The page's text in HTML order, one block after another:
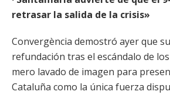
retrasar la salida de la crisis»
Convergència demostró ayer que
refundación tras el escándalo de
mero lavado de imagen para
Cataluña como la única fuerza